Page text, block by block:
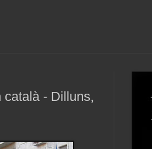
- Dilluns,